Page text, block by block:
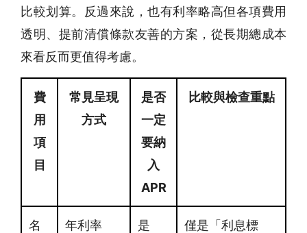
比較划算。反過來說，也有利率略高但各項費用
透明、提前清償條款友善的方案，從長期總成本
來看反而更值得考慮。
費
用
項
目
常見呈現
方式
是否
一定
要納
入
APR
比較與檢查重點
名
年利率
是
僅是「利息標